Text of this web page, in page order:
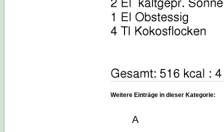
Weitere Einträge in dieser Kategorie:
A